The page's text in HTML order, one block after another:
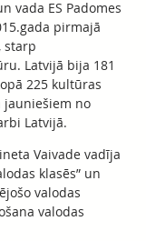
vada ES Padomes
pirmajā
starp
Latvijā bija 181
225 kultūras
jauniešiem no
Latvijā.
Vaivade vadīja
klasēs” un
valodas
valodas